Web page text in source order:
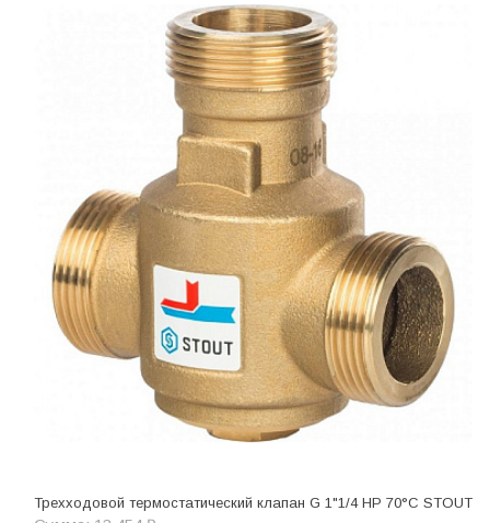
Трехходовой термостатический клапан G 1"1/4 НР 70°C STOUT